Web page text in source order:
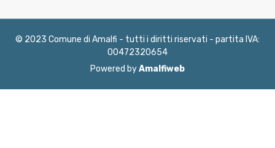
© 2023 Comune di Amalfi - tutti i diritti riservati - partita IVA:
00472320654
Powered byAmalfiweb